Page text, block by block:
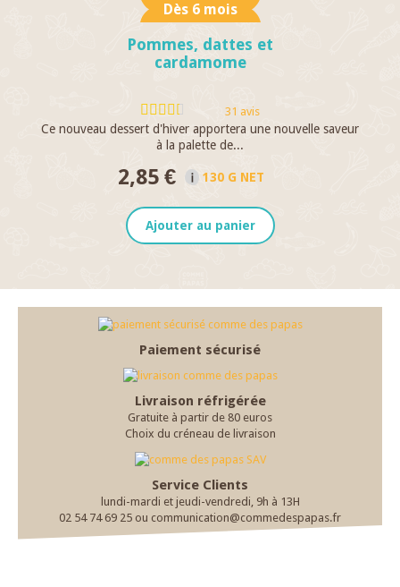
Dès 6 mois
Pommes, dattes et
cardamome
31 avis
Ce nouveau dessert d'hiver apportera une nouvelle saveur
à la palette de...
2,85 € 130 G NET
Ajouter au panier
Paiement sécurisé
Livraison réfrigérée
Gratuite à partir de 80 euros
Choix du créneau de livraison
Service Clients
lundi-mardi et jeudi-vendredi, 9h à 13H
02 54 74 69 25 ou communication@commedespapas.fr